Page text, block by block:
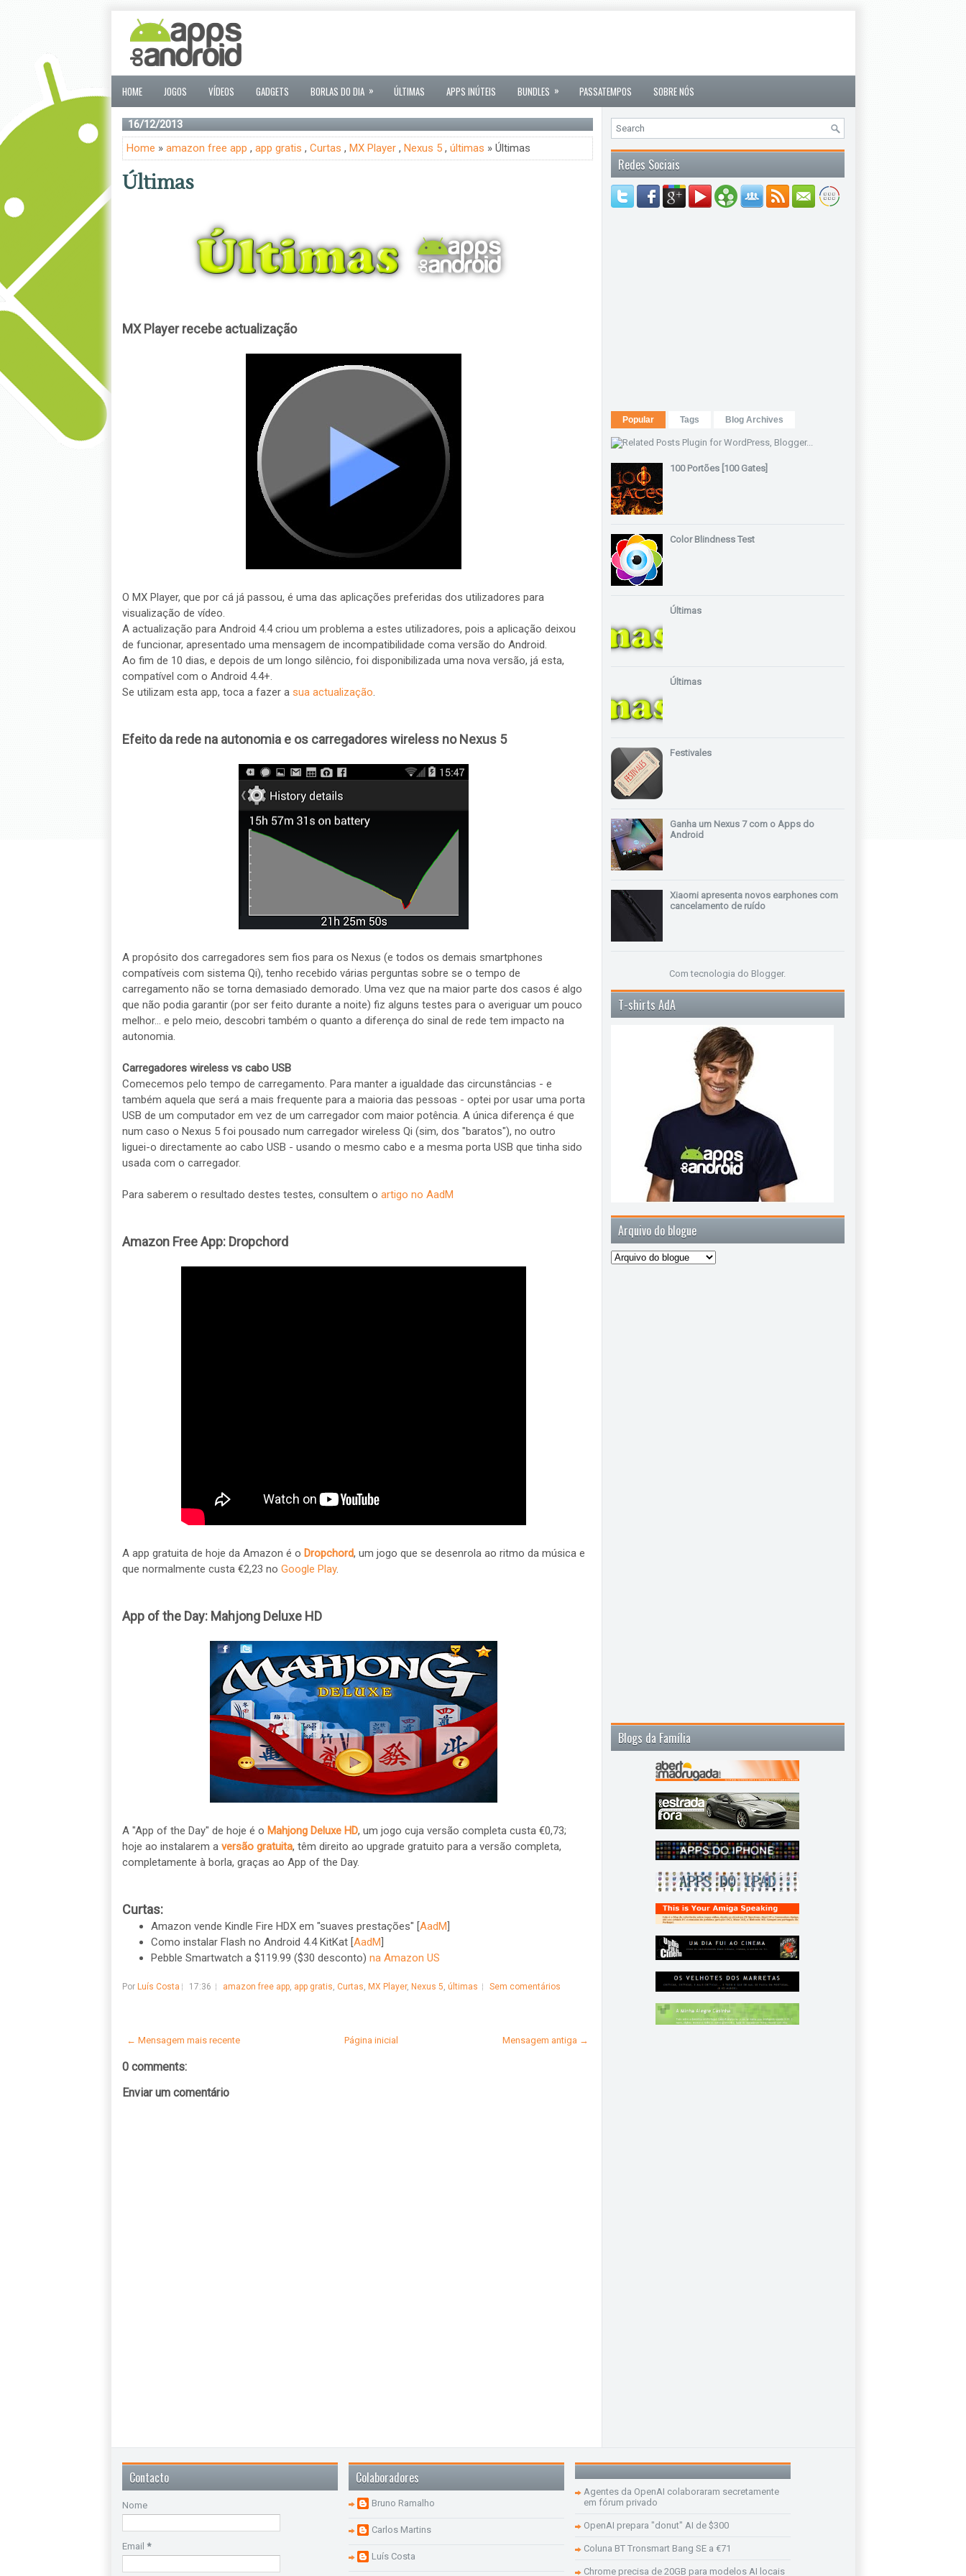
HOME JOGOS VÍDEOS GADGETS BORLAS DO DIA » ÚLTIMAS APPS INÚTEIS BUNDLES » PASSATEMPOS SOBRE NÓS
16/12/2013
Home » amazon free app , app gratis , Curtas , MX Player, Nexus 5, últimas » Últimas
Últimas
MX Player recebe actualização
O MX Player, que por cá já passou, é uma das aplicações preferidas dos utilizadores para
visualização de vídeo.
A actualização para Android 4.4 criou um problema a estes utilizadores, pois a aplicação deixou
de funcionar, apresentado uma mensagem de incompatibilidade coma versão do Android.
Ao fim de 10 dias, e depois de um longo silêncio, foi disponibilizada uma nova versão, já esta,
compatível com o Android 4.4+.
Se utilizam esta app, toca a fazer a sua actualização.
Efeito da rede na autonomia e os carregadores wireless no Nexus 5
A propósito dos carregadores sem fios para os Nexus (e todos os demais smartphones
compatíveis com sistema Qi), tenho recebido várias perguntas sobre se o tempo de
carregamento não se torna demasiado demorado. Uma vez que na maior parte dos casos é algo
que não podia garantir (por ser feito durante a noite) fiz alguns testes para o averiguar um pouco
melhor... e pelo meio, descobri também o quanto a diferença do sinal de rede tem impacto na
autonomia.
Carregadores wireless vs cabo USB
Comecemos pelo tempo de carregamento. Para manter a igualdade das circunstâncias - e
também aquela que será a mais frequente para a maioria das pessoas - optei por usar uma porta
USB de um computador em vez de um carregador com maior potência. A única diferença é que
num caso o Nexus 5 foi pousado num carregador wireless Qi (sim, dos "baratos"), no outro
liguei-o directamente ao cabo USB - usando o mesmo cabo e a mesma porta USB que tinha sido
usada com o carregador.
Para saberem o resultado destes testes, consultem o artigo no AadM
Amazon Free App: Dropchord
A app gratuita de hoje da Amazon é o Dropchord, um jogo que se desenrola ao ritmo da música e
que normalmente custa €2,23 no Google Play.
App of the Day: Mahjong Deluxe HD
A "App of the Day" de hoje é o Mahjong Deluxe HD, um jogo cuja versão completa custa €0,73;
hoje ao instalarem a versão gratuita, têm direito ao upgrade gratuito para a versão completa,
completamente à borla, graças ao App of the Day.
Curtas:
Amazon vende Kindle Fire HDX em "suaves prestações" [AadM]
Como instalar Flash no Android 4.4 KitKat [AadM]
Pebble Smartwatch a $119.99 ($30 desconto) na Amazon US
Por Luís Costa 17:36 amazon free app, app gratis, Curtas, MX Player, Nexus 5, últimas Sem comentários
← Mensagem mais recente Mensagem antiga →
Página inicial
0 comments:
Enviar um comentário
Redes Sociais
Popular Tags Blog Archives
100 Portões [100 Gates]
Color Blindness Test
Últimas
Últimas
Festivales
Ganha um Nexus 7 com o Apps do
Android
Xiaomi apresenta novos earphones com
cancelamento de ruído
Com tecnologia do Blogger.
T-shirts AdA
Arquivo do blogue
Blogs da Família
Contacto
Nome
Email *
Colaboradores
Bruno Ramalho
Carlos Martins
Luís Costa
Agentes da OpenAI colaboraram secretamente
em fórum privado
OpenAI prepara "donut" AI de $300
Coluna BT Tronsmart Bang SE a €71
Chrome precisa de 20GB para modelos AI locais